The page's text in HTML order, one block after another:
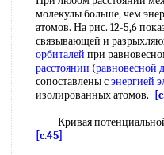
молекулы больше, чем
атомов. На рис. 12-5,6
связывающей и
орбиталей при
расстоянии (равновесной
сопоставлены сэнергией
изолированных атомов.
Кривая потенциальной
[c.45]